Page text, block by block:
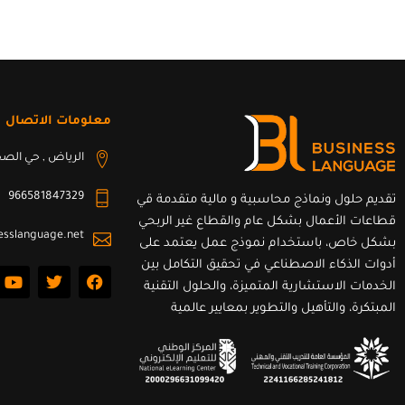
تقديم حلول ونماذج محاسبية و مالية متقدمة قي
قطاعات الأعمال بشكل عام والقطاع غير الربحي
بشكل خاص، باستخدام نموذج عمل يعتمد على
أدوات الذكاء الاصطناعي في تحقيق التكامل بين
الخدمات الاستشارية المتميزة، والحلول التقنية
المبتكرة، والتأهيل والتطوير بمعايير عالمية
معلومات الاتصال
الرياض , حي
966581847329
a
w
o